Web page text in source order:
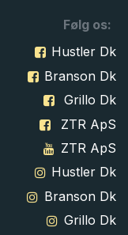
Følg os:
Hustler Dk
Branson Dk
Grillo Dk
ZTR ApS
ZTR ApS
Hustler Dk
Branson Dk
Grillo Dk